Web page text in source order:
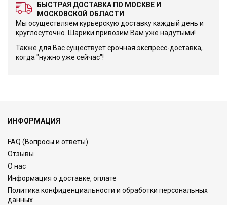
БЫСТРАЯ ДОСТАВКА ПО МОСКВЕ И
МОСКОВСКОЙ ОБЛАСТИ
Мы осуществляем курьерскую доставку каждый день и
круглосуточно. Шарики привозим Вам уже надутыми!
Также для Вас существует срочная экспресс-доставка,
когда "нужно уже сейчас"!
ИНФОРМАЦИЯ
FAQ (Вопросы и ответы)
Отзывы
О нас
Информация о доставке, оплате
Политика конфиденциальности и обработки персональных
данных